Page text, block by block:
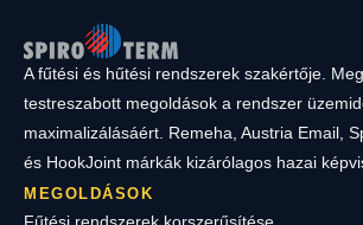
A fűtési és hűtési rendszerek szakértője.
testreszabott megoldások a rendszer
maximalizálásáért. Remeha, Austria Email,
és HookJoint márkák kizárólagos hazai
MEGOLDÁSOK